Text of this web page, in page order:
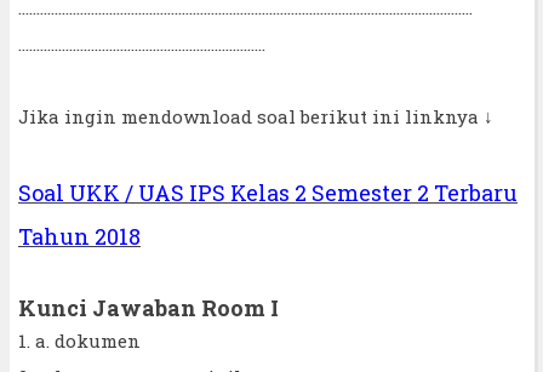
Jika ingin mendownload soal berikut ini linknya ↓
Soal UKK / UAS IPS Kelas 2 Semester 2 Terbaru
Tahun 2018
Kunci Jawaban Room I
1. a. dokumen